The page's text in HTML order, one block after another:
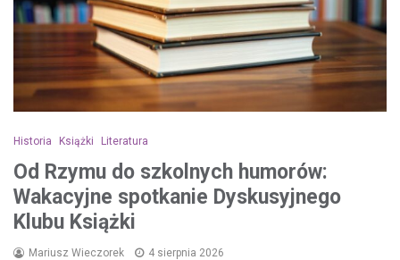
Historia Książki Literatura
Od Rzymu do szkolnych humorów:
Wakacyjne spotkanie Dyskusyjnego
Klubu Książki
Mariusz Wieczorek 4 sierpnia 2026